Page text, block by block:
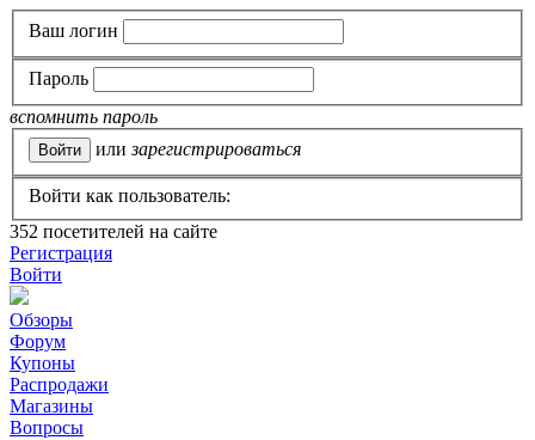
Ваш логин
Пароль
вспомнить пароль
или зарегистрироваться
Войти как пользователь:
352 посетителей на сайте
Регистрация
Войти
Обзоры
Форум
Купоны
Распродажи
Магазины
Вопросы